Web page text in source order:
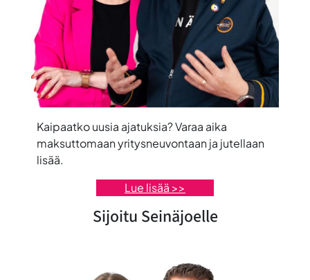
Kaipaatko uusia ajatuksia? Varaa aika
maksuttomaan yritysneuvontaan ja jutellaan
lisää.
Lue lisää >>
Sijoitu Seinäjoelle